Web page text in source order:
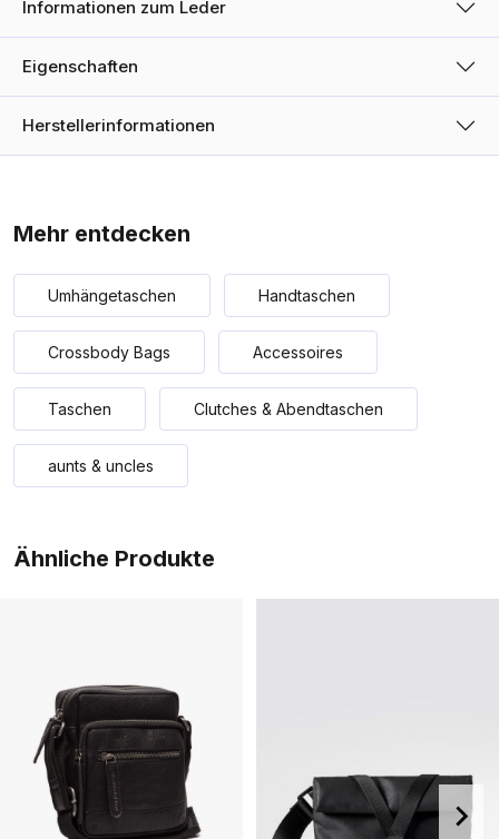
Informationen zum Leder
Eigenschaften
Herstellerinformationen
Mehr entdecken
Umhängetaschen Handtaschen
Crossbody Bags Accessoires
Taschen Clutches & Abendtaschen
aunts & uncles
Ähnliche Produkte